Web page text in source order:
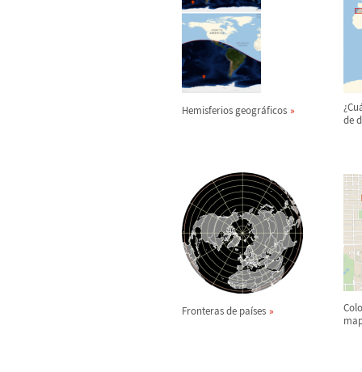
Hemisferios geográficos ¿Cu
de
Fronteras de países